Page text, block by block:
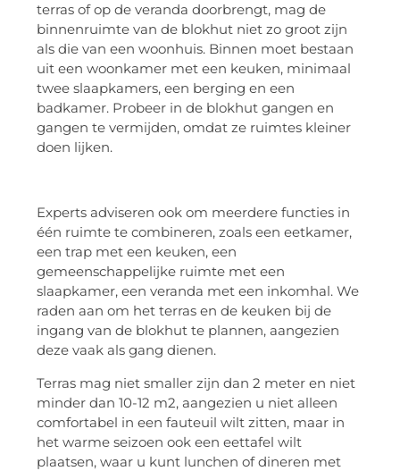
terras of op de veranda doorbrengt, mag de
binnenruimte van de blokhut niet zo groot zijn
als die van een woonhuis. Binnen moet bestaan ​​
uit een woonkamer met een keuken, minimaal
twee slaapkamers, een berging en een
badkamer. Probeer in de blokhut gangen en
gangen te vermijden, omdat ze ruimtes kleiner
doen lijken.
Experts adviseren ook om meerdere functies in
één ruimte te combineren, zoals een eetkamer,
een trap met een keuken, een
gemeenschappelijke ruimte met een
slaapkamer, een veranda met een inkomhal. We
raden aan om het terras en de keuken bij de
ingang van de blokhut te plannen, aangezien
deze vaak als gang dienen.
Terras mag niet smaller zijn dan 2 meter en niet
minder dan 10-12 m2, aangezien u niet alleen
comfortabel in een fauteuil wilt zitten, maar in
het warme seizoen ook een eettafel wilt
plaatsen, waar u kunt lunchen of dineren met